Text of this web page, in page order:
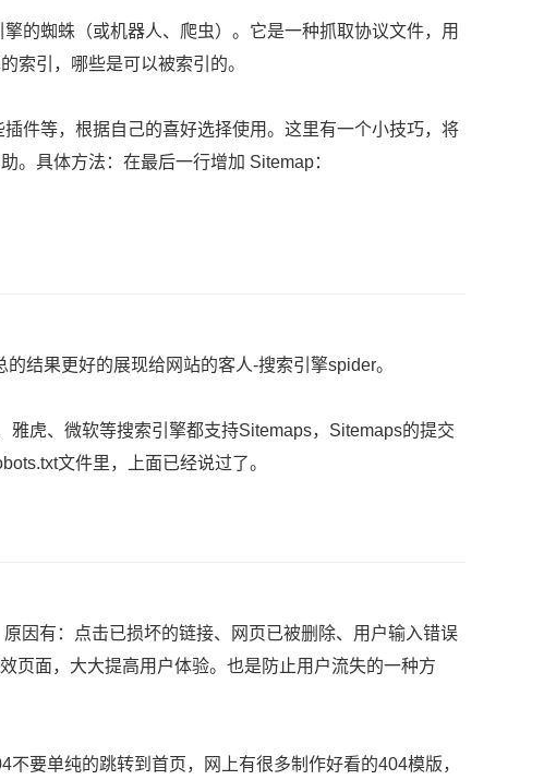
蜘蛛（或机器人、爬虫）。它是一种抓取协议文件，用
索引，哪些是可以被索引的。
等，根据自己的喜好选择使用。这里有一个小技巧，将
。具体方法：在最后一行增加 Sitemap：
果更好的展现给网站的客人-搜索引擎spider。
虎、微软等搜索引擎都支持Sitemaps，Sitemaps的提交
文件里，上面已经说过了。
有：点击已损坏的链接、网页已被删除、用户输入错误
页面，大大提高用户体验。也是防止用户流失的一种方
单纯的跳转到首页，网上有很多制作好看的404模版，